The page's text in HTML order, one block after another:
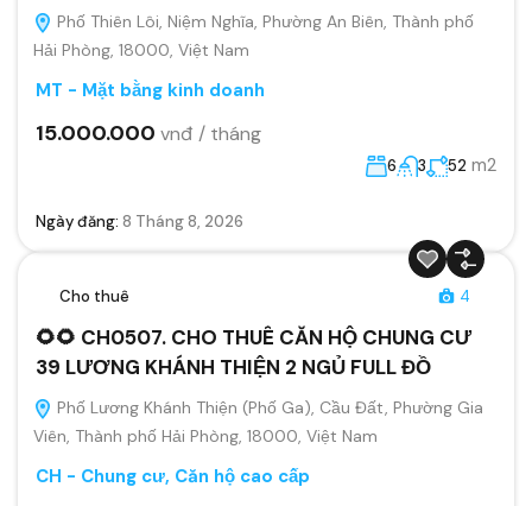
Phố Thiên Lôi, Niệm Nghĩa, Phường An Biên, Thành phố
Hải Phòng, 18000, Việt Nam
MT - Mặt bằng kinh doanh
15.000.000 vnđ / tháng
6 3 52 m2
Ngày đăng: 8 Tháng 8, 2026
Cho thuê 4
🌻🌻 CH0507. CHO THUÊ CĂN HỘ CHUNG CƯ
39 LƯƠNG KHÁNH THIỆN 2 NGỦ FULL ĐỒ
Phố Lương Khánh Thiện (Phố Ga), Cầu Đất, Phường Gia
Viên, Thành phố Hải Phòng, 18000, Việt Nam
CH - Chung cư, Căn hộ cao cấp